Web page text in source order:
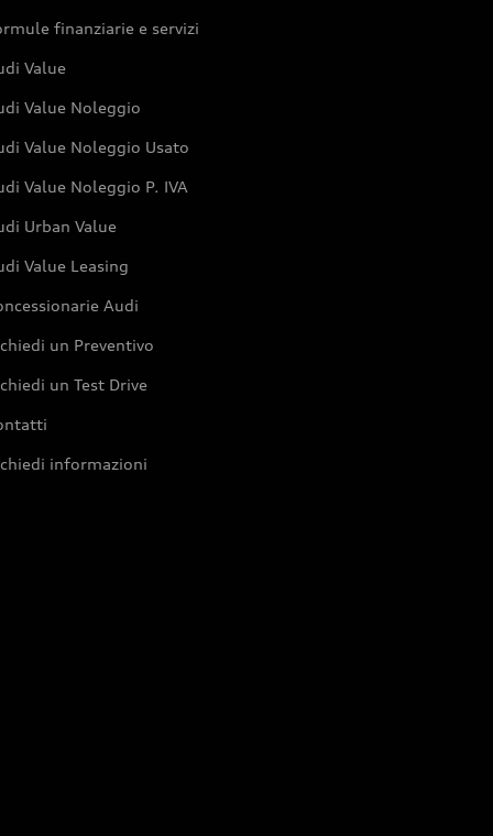
finanziarie e servizi
Value
Value Noleggio
Value Noleggio Usato
Value Noleggio P. IVA
Urban Value
Value Leasing
Audi
un Preventivo
un Test Drive
informazioni